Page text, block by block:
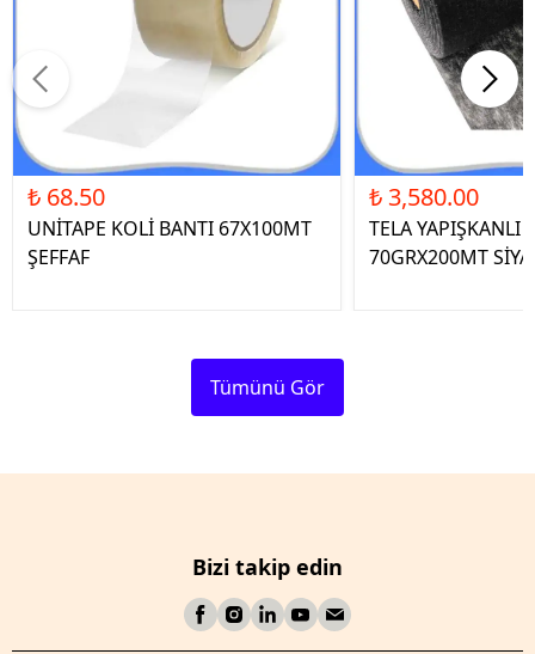
₺ 68.50
UNİTAPE KOLİ BANTI 67X100MT
ŞEFFAF
₺ 3,580.00
TELA YAPIŞKANLI
70GRX200MT
Tümünü Gör
Bizi takip edin